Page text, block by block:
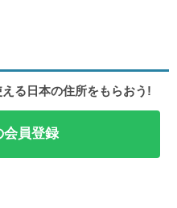
る日本の住所をもらおう!
会員登録